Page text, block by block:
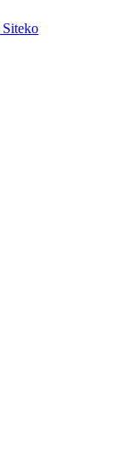
Siteko